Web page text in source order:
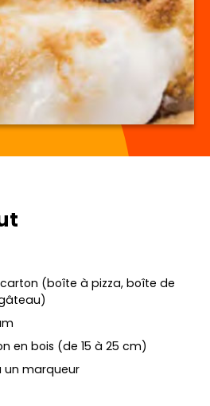
(boîte à pizza, boîte de
en bois (de 15 à 25 cm)
un marqueur